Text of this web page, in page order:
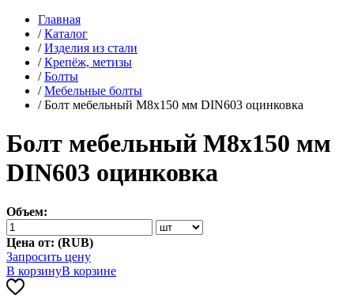
Главная
/ Каталог
/ Изделия из стали
/ Крепёж, метизы
/ Болты
/ Мебельные болты
/ Болт мебельный М8х150 мм DIN603 оцинковка
Болт мебельный М8х150 мм
DIN603 оцинковка
Объем:
Цена от: (RUB)
Запросить цену
В корзинуВ корзине